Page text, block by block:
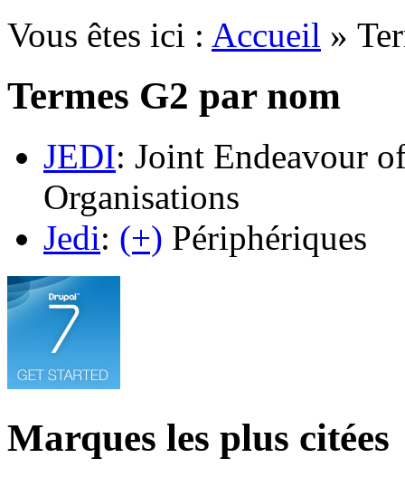
Vous êtes ici : Accueil »
Termes G2 par nom
JEDI: Joint Endeavour
Organisations
Jedi: (+) Périphériques
Marques les plus citées